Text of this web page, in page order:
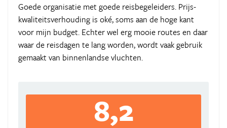
Goede organisatie met goede reisbegeleiders. Prijs-
kwaliteitsverhouding is oké, soms aan de hoge kant
voor mijn budget. Echter wel erg mooie routes en daar
waar de reisdagen te lang worden, wordt vaak gebruik
gemaakt van binnenlandse vluchten.
8,2